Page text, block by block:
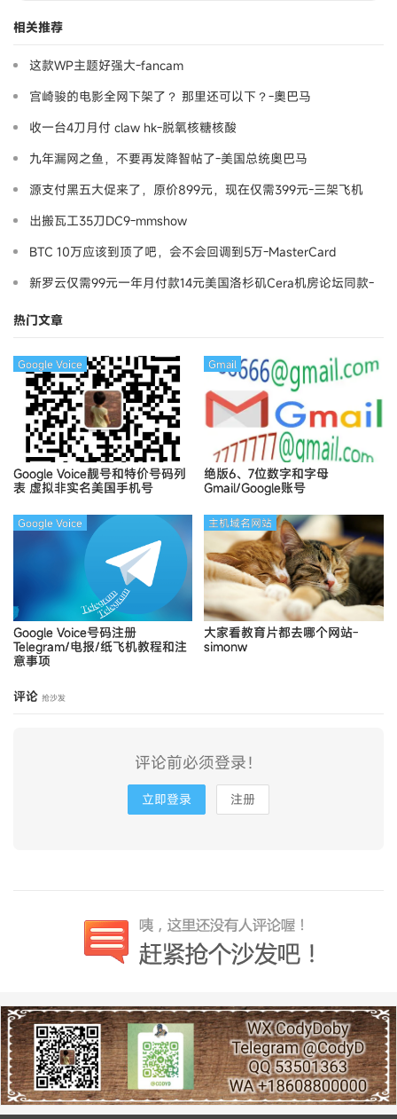
相关推荐
这款WP主题好强大-fancam
宫崎骏的电影全网下架了？ 那里还可以下？-奧巴马
收一台4刀月付 claw hk-脱氧核糖核酸
九年漏网之鱼，不要再发降智帖了-美国总统奥巴马
源支付黑五大促来了，原价899元，现在仅需399元-三架飞机
出搬瓦工35刀DC9-mmshow
BTC 10万应该到顶了吧，会不会回调到5万-MasterCard
新罗云仅需99元一年月付款14元美国洛杉矶Cera机房论坛同款-
热门文章
Google Voice靓号和特价号码列
表 虚拟非实名美国手机号
Google Voice
绝版6、7位数字和字母
Gmail/Google账号
Gmail
Google Voice号码注册
Telegram/电报/纸飞机教程和注
意事项
Google Voice
大家看教育片都去哪个网站-
simonw
主机域名网站
评论 抢沙发
评论前必须登录！
立即登录 注册